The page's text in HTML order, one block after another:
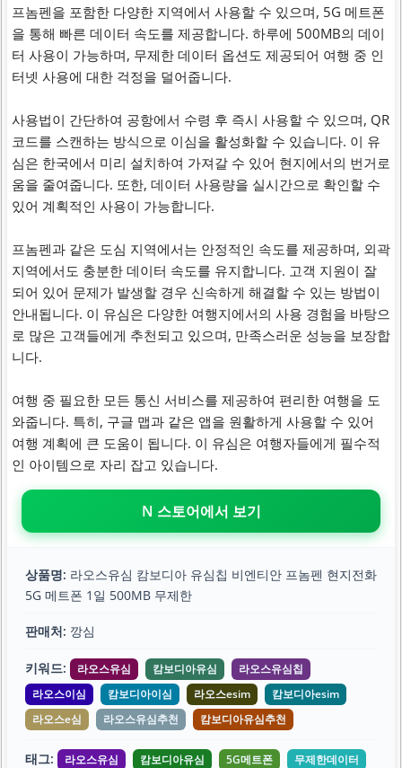
프놈펜을 포함한 다양한 지역에서 사용할 수 있으며, 5G 메트폰
을 통해 빠른 데이터 속도를 제공합니다. 하루에 500MB의 데이
터 사용이 가능하며, 무제한 데이터 옵션도 제공되어 여행 중 인
터넷 사용에 대한 걱정을 덜어줍니다.
사용법이 간단하여 공항에서 수령 후 즉시 사용할 수 있으며, QR
코드를 스캔하는 방식으로 이심을 활성화할 수 있습니다. 이 유
심은 한국에서 미리 설치하여 가져갈 수 있어 현지에서의 번거로
움을 줄여줍니다. 또한, 데이터 사용량을 실시간으로 확인할 수
있어 계획적인 사용이 가능합니다.
프놈펜과 같은 도심 지역에서는 안정적인 속도를 제공하며, 외곽
지역에서도 충분한 데이터 속도를 유지합니다. 고객 지원이 잘
되어 있어 문제가 발생할 경우 신속하게 해결할 수 있는 방법이
안내됩니다. 이 유심은 다양한 여행지에서의 사용 경험을 바탕으
로 많은 고객들에게 추천되고 있으며, 만족스러운 성능을 보장합
니다.
여행 중 필요한 모든 통신 서비스를 제공하여 편리한 여행을 도
와줍니다. 특히, 구글 맵과 같은 앱을 원활하게 사용할 수 있어
여행 계획에 큰 도움이 됩니다. 이 유심은 여행자들에게 필수적
인 아이템으로 자리 잡고 있습니다.
N 스토어에서 보기
상품명: 라오스유심 캄보디아 유심칩 비엔티안 프놈펜 현지전화
5G 메트폰 1일 500MB 무제한
판매처: 깡심
키워드: 라오스유심 캄보디아유심
라오스유심칩
라오스이심
캄보디아이심 라오스esim
캄보디아esim
라오스e심
라오스유심추천 캄보디아유심추천
태그: 라오스유심 캄보디아유심 5G메트폰
무제한데이터